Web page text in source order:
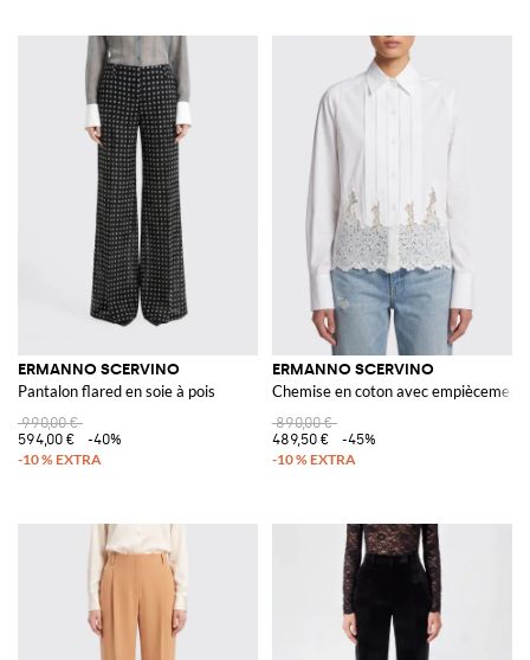
ERMANNO SCERVINO
Pantalon flared en soie à pois
990,00 €
594,00 €
-40%
ERMANNO SCERVINO
Chemise en coton avec
890,00 €
489,50 €
-45%